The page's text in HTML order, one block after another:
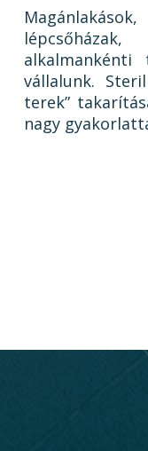
alkalmankénti
vállalunk.
terek”
nagy